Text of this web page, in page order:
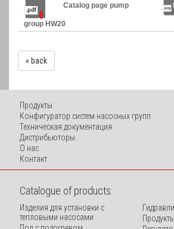
Catalog page pump
group HW20
« back
Продукты
Конфигуратор систем насосных групп
Техническая документация
Дистрибьюторы
O нас
Контакт
Catalogue of products:
Изделия для установки с
тепловыми насосами